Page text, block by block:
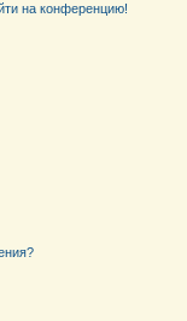
на конференцию!